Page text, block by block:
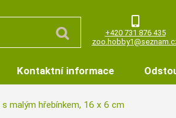
+420 731 876 435
Kontaktní informace
s malým hřebínkem, 16 x 6 cm